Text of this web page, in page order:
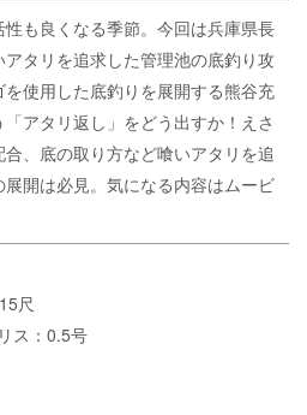
も良くなる季節。今回は兵庫県長
タリを追求した管理池の底釣り攻
使用した底釣りを展開する熊谷充
アタリ返し」をどう出すか！えさ
、底の取り方など喰いアタリを追
開は必見。気になる内容はムービ
尺
ス：0.5号